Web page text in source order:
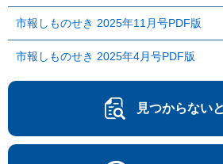
市報しものせき 2025年11月号PDF版
市報しものせき 2025年4月号PDF版
見つからない